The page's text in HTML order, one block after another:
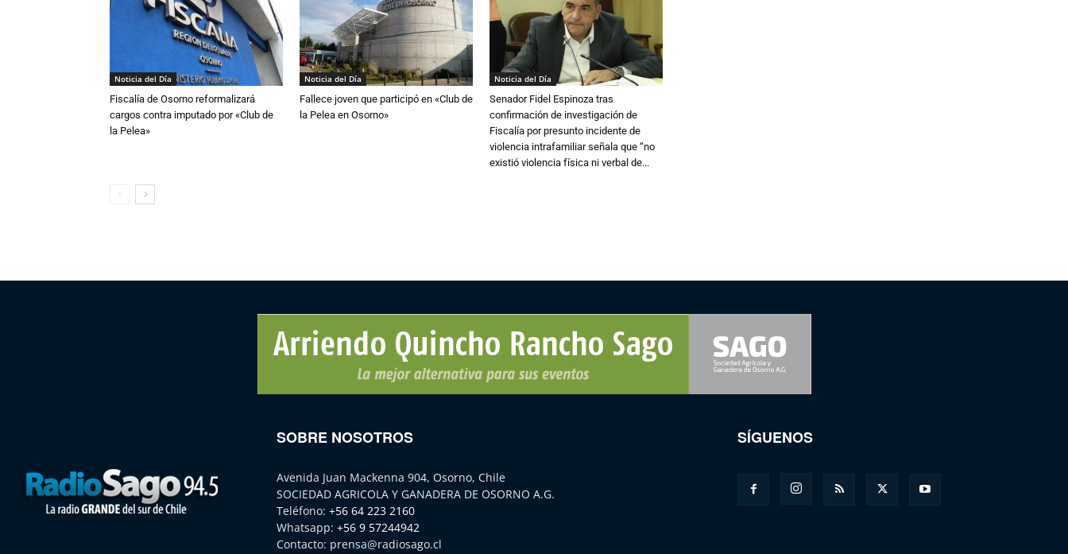
Noticia del Día
Fiscalía de Osorno reformalizará
cargos contra imputado por «Club de
la Pelea»
Noticia del Día
Fallece joven que participó en «Club de
la Pelea en Osorno»
Noticia del Día
Senador Fidel Espinoza tras
confirmación de investigación de
Fiscalía por presunto incidente de
violencia intrafamiliar señala que “no
existió violencia física ni verbal de...
SOBRE NOSOTROS
Avenida Juan Mackenna 904, Osorno, Chile
SOCIEDAD AGRICOLA Y GANADERA DE OSORNO A.G.
Teléfono: +56 64 223 2160
Whatsapp: +56 9 57244942
Contacto: prensa@radiosago.cl
SÍGUENOS